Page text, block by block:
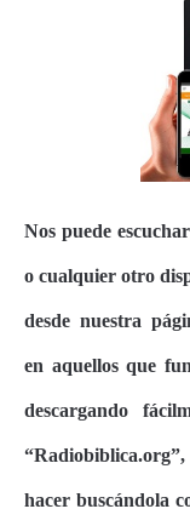
Nos puede
o cualquier otro
desde nuestra
en aquellos que
descargando
hacer buscándola